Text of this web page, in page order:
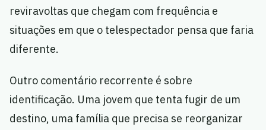
reviravoltas que chegam com frequência e
situações em que o telespectador pensa que faria
diferente.
Outro comentário recorrente é sobre
identificação. Uma jovem que tenta fugir de um
destino, uma família que precisa se reorganizar